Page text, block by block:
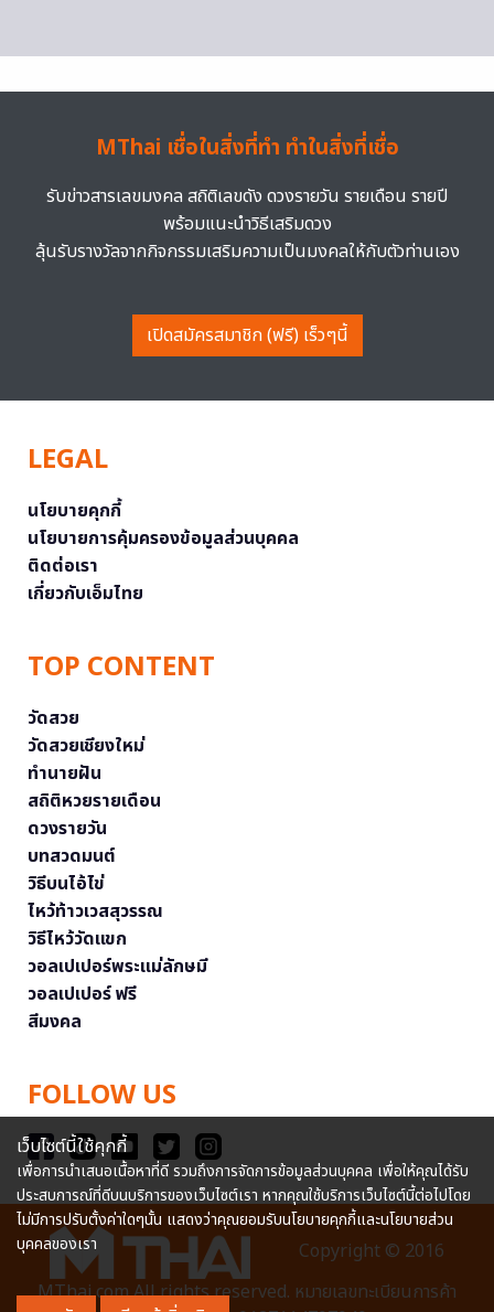
MThai เชื่อในสิ่งที่ทำ ทำในสิ่งที่เชื่อ
รับข่าวสารเลขมงคล สถิติเลขดัง ดวงรายวัน รายเดือน รายปี
พร้อมแนะนำวิธีเสริมดวง
ลุ้นรับรางวัลจากกิจกรรมเสริมความเป็นมงคลให้กับตัวท่านเอง
เปิดสมัครสมาชิก (ฟรี) เร็วๆนี้
LEGAL
นโยบายคุกกี้
นโยบายการคุ้มครองข้อมูลส่วนบุคคล
ติดต่อเรา
เกี่ยวกับเอ็มไทย
TOP CONTENT
วัดสวย
วัดสวยเชียงใหม่
ทำนายฝัน
สถิติหวยรายเดือน
ดวงรายวัน
บทสวดมนต์
วิธีบนไอ้ไข่
ไหว้ท้าวเวสสุวรรณ
วิธีไหว้วัดแขก
วอลเปเปอร์พระแม่ลักษมี
วอลเปเปอร์ ฟรี
สีมงคล
FOLLOW US
Copyright © 2016
MThai.com All rights reserved. หมายเลขทะเบียนการค้า
เว็บไซต์นี้ใช้คุกกี้
เพื่อการนำเสนอเนื้อหาที่ดี รวมถึงการจัดการข้อมูลส่วนบุคคล เพื่อให้คุณได้รับ
ประสบการณ์ที่ดีบนบริการของเว็บไซต์เรา หากคุณใช้บริการเว็บไซต์นี้ต่อไปโดย
ไม่มีการปรับตั้งค่าใดๆนั้น แสดงว่าคุณยอมรับนโยบายคุกกี้และนโยบายส่วน
บุคคลของเรา